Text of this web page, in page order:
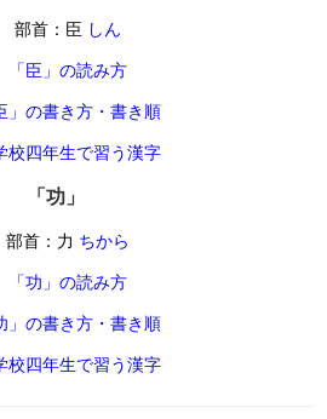
部首：臣 しん
「臣」の読み方
」の書き方・書き順
校四年生で習う漢字
「功」
部首：力 ちから
「功」の読み方
」の書き方・書き順
校四年生で習う漢字